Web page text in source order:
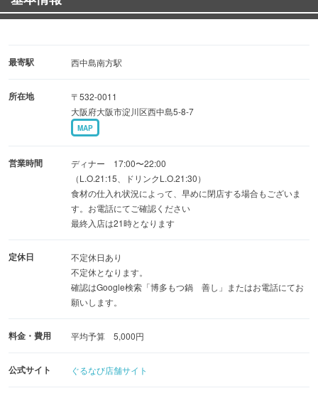
ドリンク類は120種類以上
梅酒・果実酒は、圧巻の種類と品揃えです♪
最寄駅 西中島南方駅
所在地
〒532-0011
大阪府大阪市淀川区西中島5-8-7
MAP
営業時間
ディナー 17:00〜22:00
（L.O.21:15、ドリンクL.O.21:30）
食材の仕入れ状況によって、早めに閉店する場合もございま
す。お電話にてご確認ください
最終入店は21時となります
定休日
不定休日あり
不定休となります。
確認はGoogle検索「博多もつ鍋 善し」またはお電話にてお
願いします。
料金・費用 平均予算 5,000円
公式サイト ぐるなび店舗サイト